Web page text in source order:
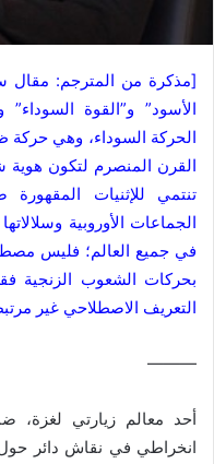
[مذكرة من المترجم: مقال
الأسود” و”القوة
الحركة السوداء، وهي
القرن المنصرم لتكون
تنتمي للإثنيات
الجماعات الأوروبية
في جميع العالم؛ فليس
بحركات الشعوب الزنجية
التعريف الاصطلاحي غير
———
انخراطي في نقاش دائر